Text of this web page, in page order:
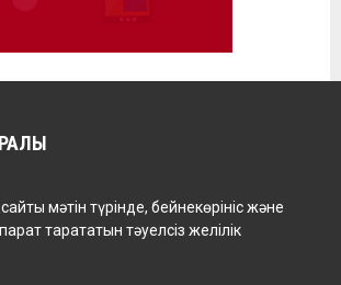
мәтін түрінде, бейнекөрініс және
тарататын тәуелсіз желілік